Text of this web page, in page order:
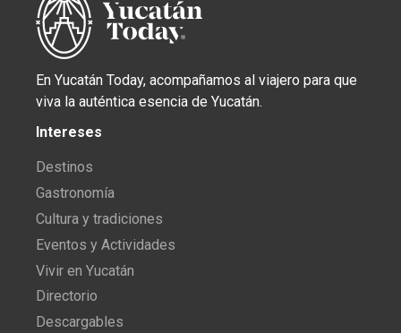
En Yucatán Today, acompañamos al viajero para que
viva la auténtica esencia de Yucatán.
Intereses
Destinos
Gastronomía
Cultura y tradiciones
Eventos y Actividades
Vivir en Yucatán
Directorio
Descargables